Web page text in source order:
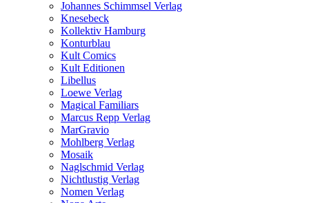
Johannes Schimmsel Verlag
Knesebeck
Kollektiv Hamburg
Konturblau
Kult Comics
Kult Editionen
Libellus
Loewe Verlag
Magical Familiars
Marcus Repp Verlag
MarGravio
Mohlberg Verlag
Mosaik
Naglschmid Verlag
Nichtlustig Verlag
Nomen Verlag